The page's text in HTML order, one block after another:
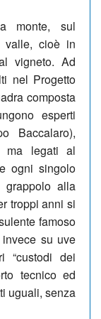
monte, sul
valle, cioè in
vigneto. Ad
nel Progetto
composta
esperti
Baccalaro),
ma legati al
ogni singolo
grappolo alla
troppi anni si
famoso
su uve
“custodi dei
tecnico ed
uguali, senza